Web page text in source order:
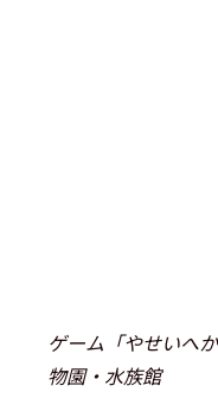
ゲーム「やせいへ
物園・水族館